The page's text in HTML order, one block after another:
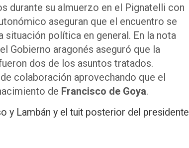
durante su almuerzo en el Pignatelli con
aseguran que el encuentro se
política en general. En la nota
Gobierno aragonés aseguró que la
dos de los asuntos tratados.
colaboración aprovechando que el
de Francisco de Goya.
y Lambán y el tuit posterior del presidente